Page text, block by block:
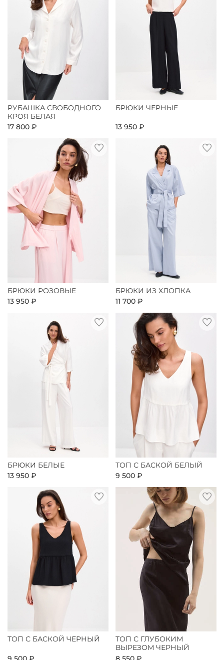
РУБАШКА СВОБОДНОГО
КРОЯ БЕЛАЯ
17 800 ₽
БРЮКИ ЧЕРНЫЕ
13 950 ₽
БРЮКИ РОЗОВЫЕ
13 950 ₽
БРЮКИ ИЗ ХЛОПКА
11 700 ₽
БРЮКИ БЕЛЫЕ
13 950 ₽
ТОП С БАСКОЙ БЕЛЫЙ
9 500 ₽
ТОП С БАСКОЙ ЧЕРНЫЙ
ТОП С ГЛУБОКИМ
ВЫРЕЗОМ ЧЕРНЫЙ